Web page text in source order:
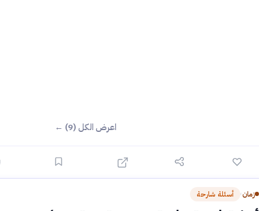
اعرض الكل (9) ←
زمان› أسئلة شارحة